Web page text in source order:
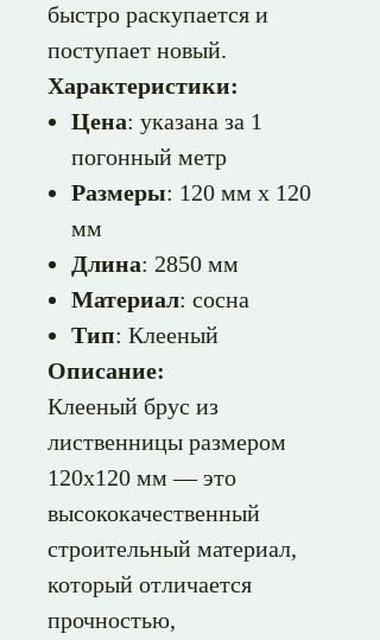
быстро раскупается и
поступает новый.
Характеристики:
Цена: указана за 1
погонный метр
Размеры: 120 мм x 120
мм
Длина: 2850 мм
Материал: сосна
Тип: Клееный
Описание:
Клееный брус из
лиственницы размером
120х120 мм — это
высококачественный
строительный материал,
который отличается
прочностью,